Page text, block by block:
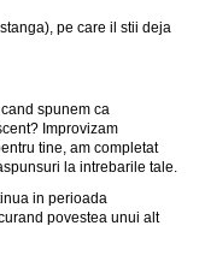
pe care il stii deja
spunem ca
Improvizam
tine, am completat
la intrebarile tale.
in perioada
povestea unui alt